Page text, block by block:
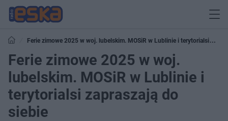
Ferie zimowe 2025 w woj. lubelskim. MOSiR w Lublinie i terytorialsi
zapraszają do siebie
Ferie zimowe 2025 w woj.
lubelskim. MOSiR w Lublinie i
terytorialsi zapraszają do
siebie